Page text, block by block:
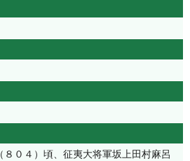
８０４）頃、征夷大将軍坂上田村麻呂